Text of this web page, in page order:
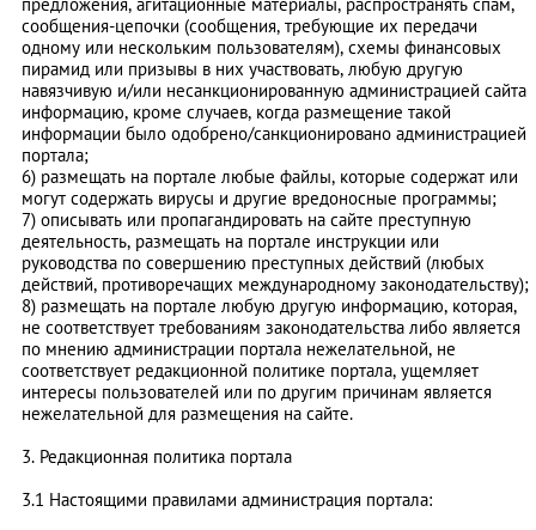
сообщения-цепочки (сообщения, требующие их передачи
одному или нескольким пользователям), схемы финансовых
пирамид или призывы в них участвовать, любую другую
навязчивую и/или несанкционированную администрацией сайта
информацию, кроме случаев, когда размещение такой
информации было одобрено/санкционировано администрацией
портала;
6) размещать на портале любые файлы, которые содержат или
могут содержать вирусы и другие вредоносные программы;
7) описывать или пропагандировать на сайте преступную
деятельность, размещать на портале инструкции или
руководства по совершению преступных действий (любых
действий, противоречащих международному законодательству);
8) размещать на портале любую другую информацию, которая,
не соответствует требованиям законодательства либо является
по мнению администрации портала нежелательной, не
соответствует редакционной политике портала, ущемляет
интересы пользователей или по другим причинам является
нежелательной для размещения на сайте.
3. Редакционная политика портала
3.1 Настоящими правилами администрация портала: